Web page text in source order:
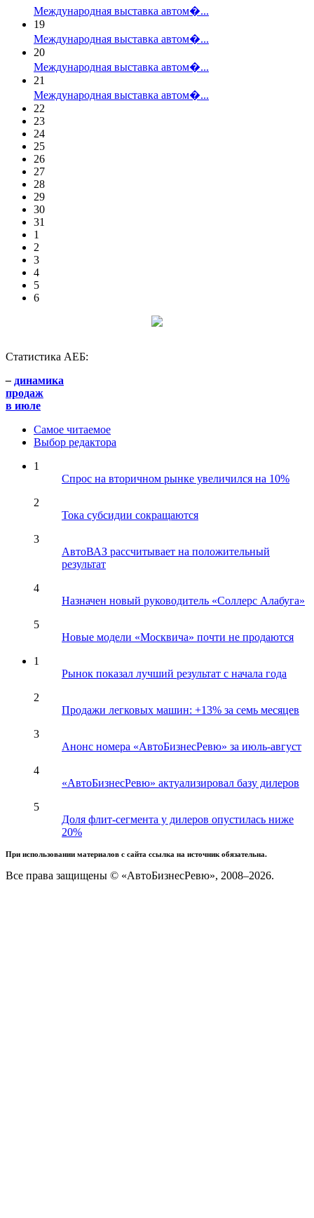
Международная выставка автом�...
19
Международная выставка автом�...
20
Международная выставка автом�...
21
Международная выставка автом�...
22
23
24
25
26
27
28
29
30
31
1
2
3
4
5
6
Статистика АЕБ:
– динамика
продаж
в июле
Самое читаемое
Выбор редактора
1
Спрос на вторичном рынке увеличился на 10%
2
Тока субсидии сокращаются
3
АвтоВАЗ рассчитывает на положительный
результат
4
Назначен новый руководитель «Соллерс Алабуга»
5
Новые модели «Москвича» почти не продаются
1
Рынок показал лучший результат с начала года
2
Продажи легковых машин: +13% за семь месяцев
3
Анонс номера «АвтоБизнесРевю» за июль-август
4
«АвтоБизнесРевю» актуализировал базу дилеров
5
Доля флит-сегмента у дилеров опустилась ниже
20%
При использовании материалов с сайта ссылка на источник обязательна.
Все права защищены © «АвтоБизнесРевю», 2008–2026.